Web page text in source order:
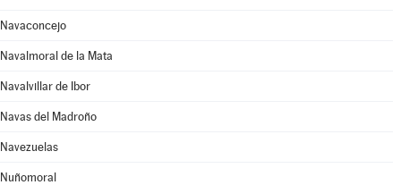
Navaconcejo
Navalmoral de la Mata
Navalvillar de Ibor
Navas del Madroño
Navezuelas
Nuñomoral